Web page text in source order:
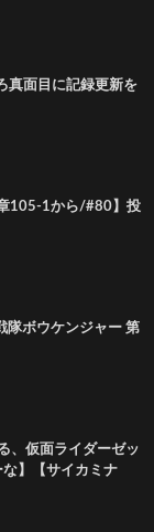
真面目に記録更新を
105-1から/#80】投
隊ボウケンジャー 第
、仮面ライダーゼッ
】【サイカミナ